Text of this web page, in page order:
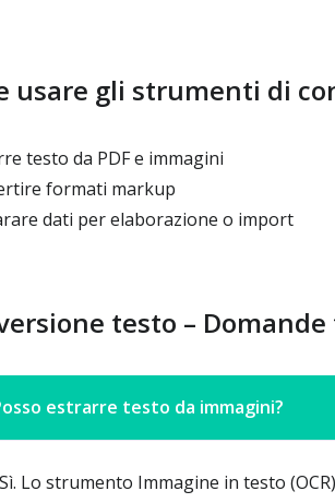
usare gli strumenti di
testo da PDF e immagini
formati markup
dati per elaborazione o import
testo –
estrarre testo da immagini?
Sì. Lo strumento Immagine in testo